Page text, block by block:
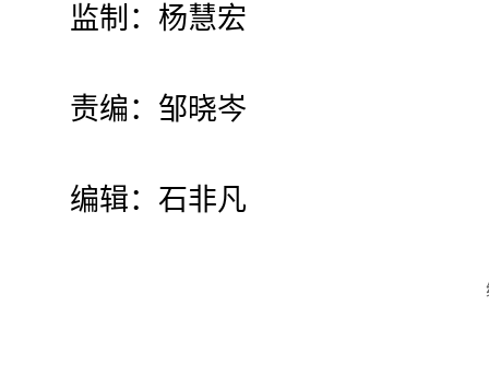
监制：杨慧宏
责编：邹晓岑
编辑：石非凡